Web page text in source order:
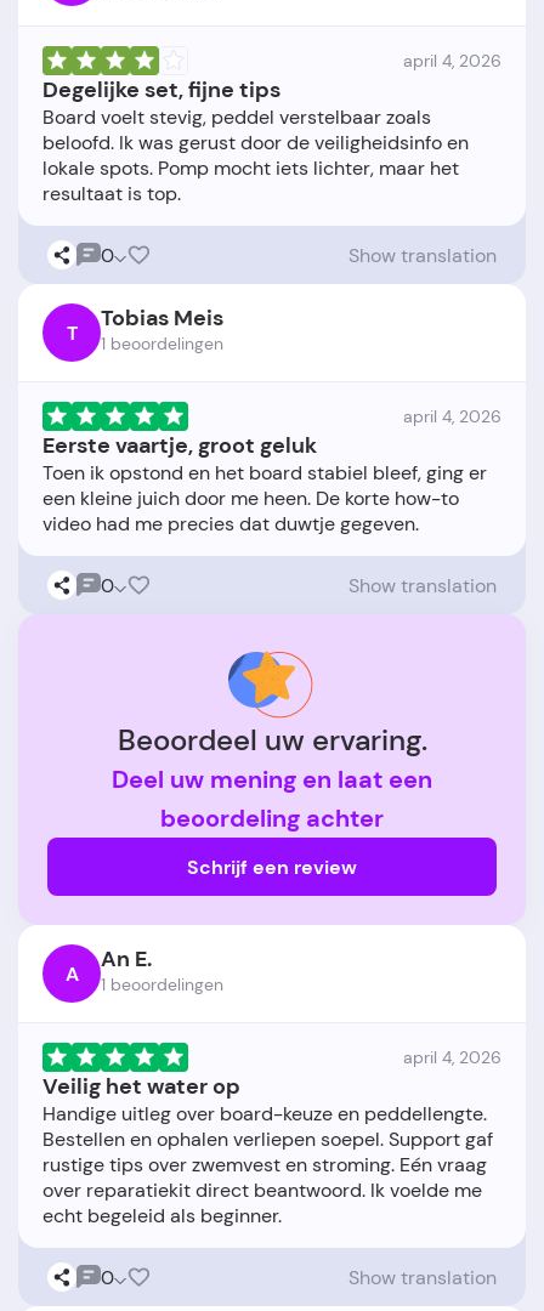
april 4, 2026
Degelijke set, fijne tips
Board voelt stevig, peddel verstelbaar zoals
beloofd. Ik was gerust door de veiligheidsinfo en
lokale spots. Pomp mocht iets lichter, maar het
0 Show translation
T Tobias Meis
1 beoordelingen
april 4, 2026
Eerste vaartje, groot geluk
Toen ik opstond en het board stabiel bleef, ging er
een kleine juich door me heen. De korte how-to
0 Show translation
Beoordeel uw ervaring.
Deel uw mening en laat een
beoordeling achter
Schrijf een review
A An E.
1 beoordelingen
april 4, 2026
Veilig het water op
Handige uitleg over board-keuze en peddellengte.
Bestellen en ophalen verliepen soepel. Support gaf
rustige tips over zwemvest en stroming. Eén vraag
over reparatiekit direct beantwoord. Ik voelde me
0 Show translation